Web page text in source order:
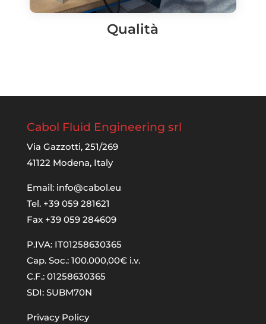
Qualità
Cabol Fluid Engineering srl
Via Gazzotti, 251/269
41122 Modena, Italy
Email: info@cabol.eu
Tel. +39 059 281621
Fax +39 059 284609
P.IVA: IT01258630365
Cap. Soc.: 100.000,00€ i.v.
C.F.: 01258630365
SDI: SUBM70N
Privacy Policy